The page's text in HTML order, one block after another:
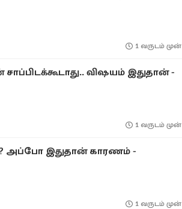
1 வருடம் முன்
விஷயம் இதுதான் -
1 வருடம் முன்
அப்போ இதுதான் காரணம் -
1 வருடம் முன்